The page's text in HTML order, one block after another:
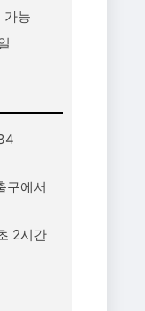
가능
구에서
2시간